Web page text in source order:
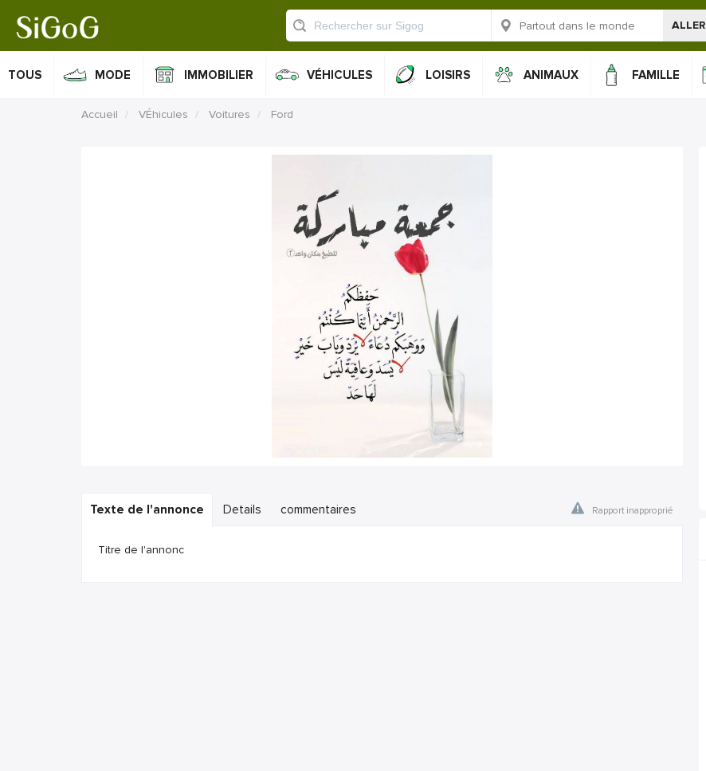
ALLER
TOUS MODE IMMOBILIER VÉHICULES LOISIRS ANIMAUX FAMILLE
Accueil VÉhicules Voitures Ford
Texte de l'annonce Details commentaires Rapport inapproprié
Titre de l'annonc